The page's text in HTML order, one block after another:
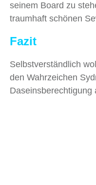
seinem Board zu
traumhaft schönen
Fazit
Selbstverständlich
den Wahrzeichen
Daseinsberechtigung